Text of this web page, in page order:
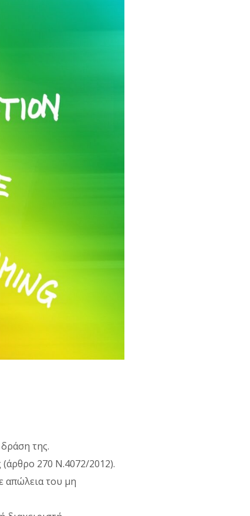
της.
(άρθρο 270 Ν.4072/2012).
απώλεια του μη